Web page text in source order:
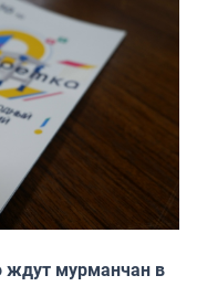
ждут мурманчан в